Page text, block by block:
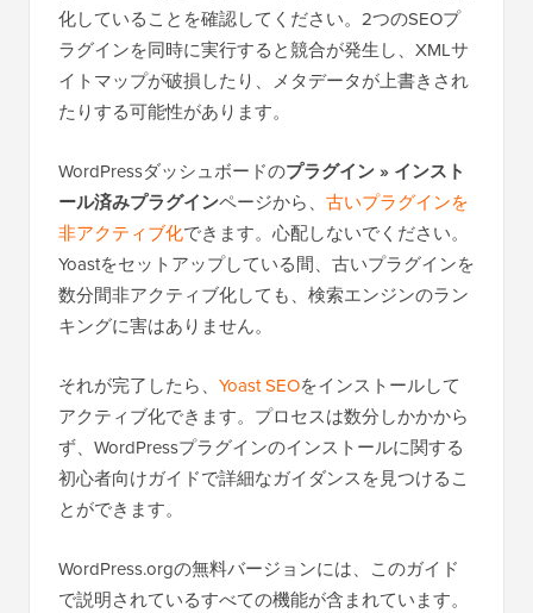
化していることを確認してください。2つのSEOプ
ラグインを同時に実行すると競合が発生し、XMLサ
イトマップが破損したり、メタデータが上書きされ
たりする可能性があります。
WordPressダッシュボードのプラグイン » インスト
ール済みプラグインページから、 古いプラグインを
非アクティブ化できます。心配しないでください。
Yoastをセットアップしている間、古いプラグインを
数分間非アクティブ化しても、検索エンジンのラン
キングに害はありません。
それが完了したら、 Yoast SEOをインストールして
アクティブ化できます。プロセスは数分しかかから
ず、WordPressプラグインのインストールに関する
初心者向けガイドで詳細なガイダンスを見つけるこ
とができます。
WordPress.orgの無料バージョンには、このガイド
で説明されているすべての機能が含まれています。